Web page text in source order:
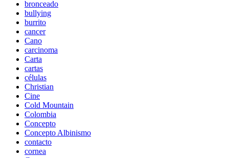
bronceado
bullying
burrito
cancer
Cano
carcinoma
Carta
cartas
células
Christian
Cine
Cold Mountain
Colombia
Concepto
Concepto Albinismo
contacto
cornea